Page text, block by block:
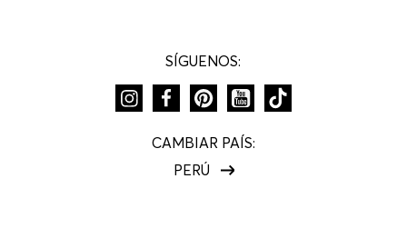
SÍGUENOS:
CAMBIAR PAÍS:
PERÚ